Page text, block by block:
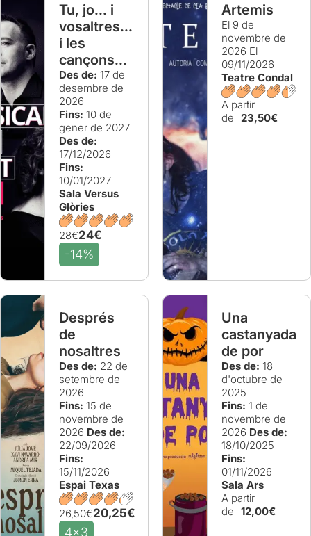
Tu, jo... i
vosaltres...
i les
cançons...
Des de: 17 de
desembre de
2026
Fins: 10 de
gener de 2027
Des de:
17/12/2026
Fins:
10/01/2027
Sala Versus
Glòries
28€24€
-14%
Artemis
El 9 de
novembre de
2026 El
09/11/2026
Teatre Condal
A partir
de
23,50€
Després
de
nosaltres
Des de: 22 de
setembre de
2026
Fins: 15 de
novembre de
2026 Des de:
22/09/2026
Fins:
15/11/2026
Espai Texas
26,50€20,25€
4x3
Una
castanyada
de por
Des de: 18
d'octubre de
2025
Fins: 1 de
novembre de
2026 Des de:
18/10/2025
Fins:
01/11/2026
Sala Ars
A partir
de 12,00€